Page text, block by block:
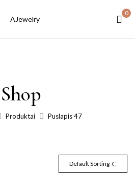
0
Shop
Produktai Puslapis 47
Default Sorting